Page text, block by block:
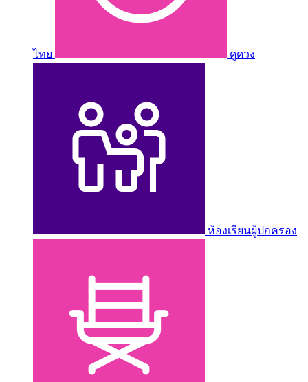
ไทย ดูดวง
ห้องเรียนผู้ปกครอง